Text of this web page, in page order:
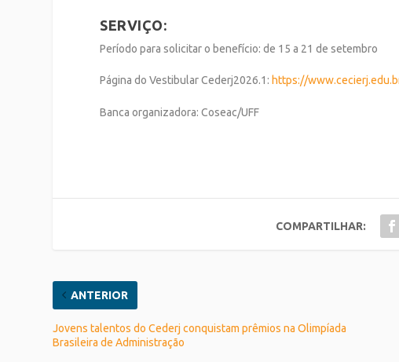
SERVIÇO:
Período para solicitaro benefício: de 15 a 21 desetembro
Página do VestibularCederj2026.1 : https://
Banca organizadora:Coseac/UFF
COMPARTILHAR:
ANTERIOR
Jovens talentos do Cederj conquistam prêmios na Olimpíada
Brasileira de Administração